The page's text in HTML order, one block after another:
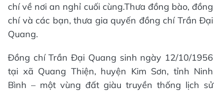
chí về nơi an nghỉ cuối cùng.Thưa đồng bào, đồng
chí và các bạn, thưa gia quyến đồng chí Trần Đại
Quang.
Đồng chí Trần Đại Quang sinh ngày 12/10/1956
tại xã Quang Thiện, huyện Kim Sơn, tỉnh Ninh
Bình – một vùng đất giàu truyền thống lịch sử